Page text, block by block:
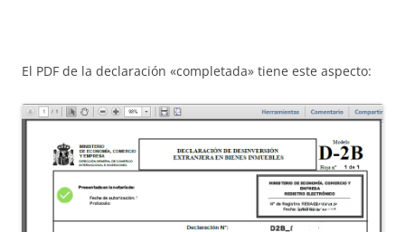
El PDF de la declaración «completada» tiene este aspecto: